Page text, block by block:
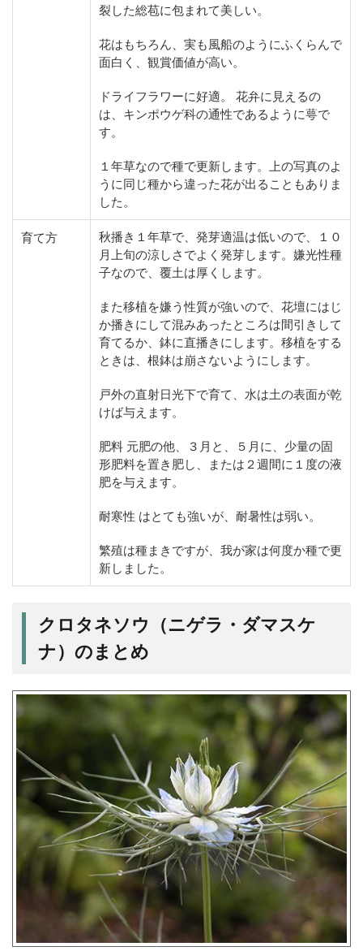
裂した総苞に包まれて美しい。
花はもちろん、実も風船のようにふくらんで
面白く、観賞価値が高い。
ドライフラワーに好適。 花弁に見えるの
は、キンポウゲ科の通性であるように萼で
す。
１年草なので種で更新します。上の写真のよ
うに同じ種から違った花が出ることもありま
した。
育て方
秋播き１年草で、発芽適温は低いので、１０
月上旬の涼しさでよく発芽します。嫌光性種
子なので、覆土は厚くします。
また移植を嫌う性質が強いので、花壇にはじ
か播きにして混みあったところは間引きして
育てるか、鉢に直播きにします。移植をする
ときは、根鉢は崩さないようにします。
戸外の直射日光下で育て、水は土の表面が乾
けば与えます。
肥料 元肥の他、３月と、５月に、少量の固
形肥料を置き肥し、または２週間に１度の液
肥を与えます。
耐寒性 はとても強いが、耐暑性は弱い。
繁殖は種まきですが、我が家は何度か種で更
新しました。
クロタネソウ（ニゲラ・ダマスケ
ナ）のまとめ